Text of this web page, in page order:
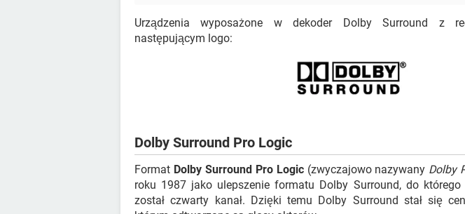
Urządzenia wyposażone w dekoder Dolby Surround z
następującym logo:
Dolby Surround Pro Logic
Format Dolby Surround Pro Logic(zwyczajowo nazywany Dolby
roku 1987 jako ulepszenie formatu Dolby Surround, do
został czwarty kanał. Dzięki temu Dolby Surround stał się